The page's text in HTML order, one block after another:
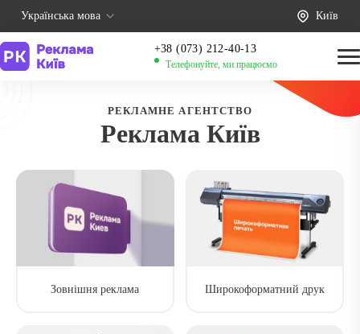
Українська мова Київ
+38 (073) 212-40-13
Телефонуйте, ми працюємо
РЕКЛАМНЕ АГЕНТСТВО
Реклама Київ
Зовнішня реклама Широкоформатний друк